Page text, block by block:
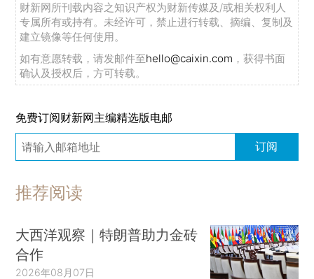
财新网所刊载内容之知识产权为财新传媒及/或相关权利人
专属所有或持有。未经许可，禁止进行转载、摘编、复制及
建立镜像等任何使用。
如有意愿转载，请发邮件至hello@caixin.com ，获得书面
确认及授权后，方可转载。
免费订阅财新网主编精选版电邮
订阅
推荐阅读
大西洋观察｜特朗普助力金砖
合作
2026年08月07日